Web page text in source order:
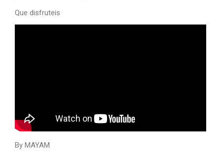
Que disfruteis
By MAYAM